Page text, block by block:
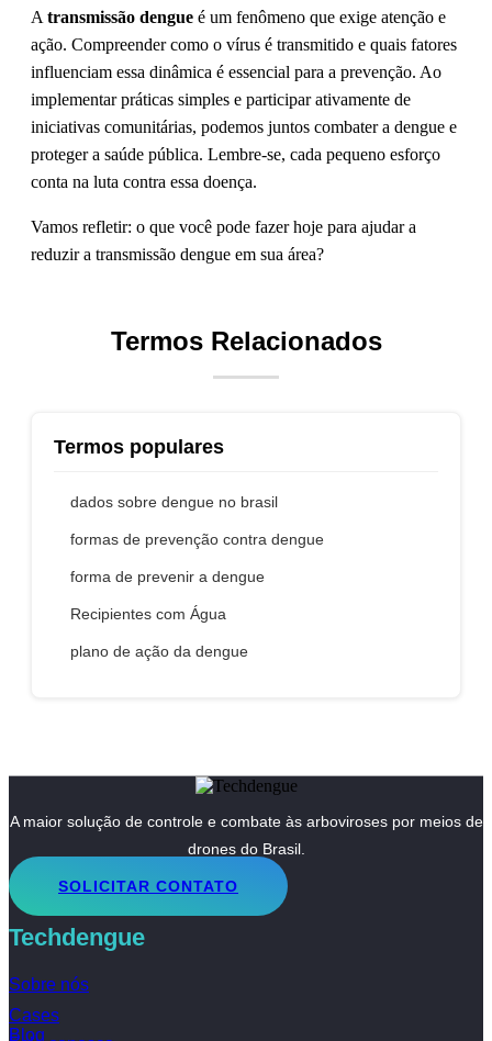
A transmissão dengue é um fenômeno que exige atenção e
ação. Compreender como o vírus é transmitido e quais fatores
influenciam essa dinâmica é essencial para a prevenção. Ao
implementar práticas simples e participar ativamente de
iniciativas comunitárias, podemos juntos combater a dengue e
proteger a saúde pública. Lembre-se, cada pequeno esforço
conta na luta contra essa doença.
Vamos refletir: o que você pode fazer hoje para ajudar a
reduzir a transmissão dengue em sua área?
Termos Relacionados
Termos populares
dados sobre dengue no brasil
formas de prevenção contra dengue
forma de prevenir a dengue
Recipientes com Água
plano de ação da dengue
A maior solução de controle e combate às arboviroses por meios de
drones do Brasil.
SOLICITAR CONTATO
Techdengue
Sobre nós
Cases
Blog